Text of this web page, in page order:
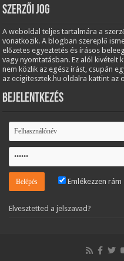
Szerzői jog
A weboldal teljes tartalmára a
vonatkozik. A blogban szereplő
előzetes egyeztetés és írásos
vagy nyomtatásban. Ez alól kivételt
nem közlik az egész írást, csupán
az ecigitesztek.hu oldalra kattint az
Bejelentkezés
Emlékezzen rám
Elvesztetted a jelszavad?